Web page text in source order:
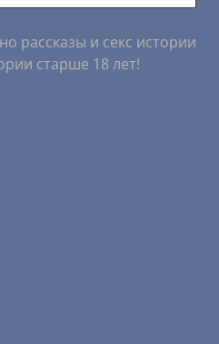
рассказы и секс истории
старше 18 лет!